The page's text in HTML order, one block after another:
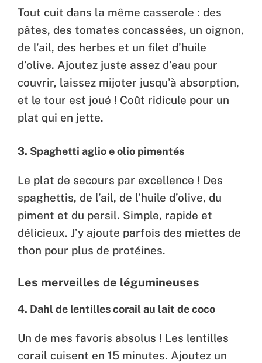
Tout cuit dans la même casserole : des
pâtes, des tomates concassées, un oignon,
de l’ail, des herbes et un filet d’huile
d’olive. Ajoutez juste assez d’eau pour
couvrir, laissez mijoter jusqu’à absorption,
et le tour est joué ! Coût ridicule pour un
plat qui en jette.
3. Spaghetti aglio e olio pimentés
Le plat de secours par excellence ! Des
spaghettis, de l’ail, de l’huile d’olive, du
piment et du persil. Simple, rapide et
délicieux. J’y ajoute parfois des miettes de
thon pour plus de protéines.
Les merveilles de légumineuses
4. Dahl de lentilles corail au lait de coco
Un de mes favoris absolus ! Les lentilles
corail cuisent en 15 minutes. Ajoutez un